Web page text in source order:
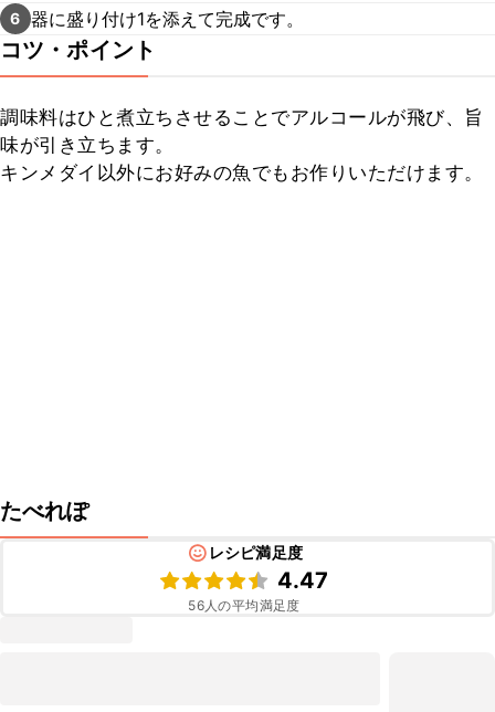
6 器に盛り付け1を添えて完成です。
コツ・ポイント
調味料はひと煮立ちさせることでアルコールが飛び、旨
味が引き立ちます。
キンメダイ以外にお好みの魚でもお作りいただけます。
たべれぽ
レシピ満足度
4.47
56人の平均満足度